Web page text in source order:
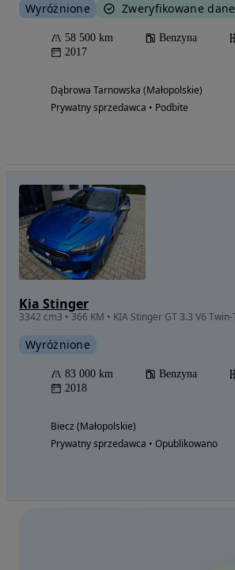
Wyróżnione Zweryfikowane dane
58 500 km Benzyna
2017
Dąbrowa Tarnowska (Małopolskie)
Prywatny sprzedawca • Podbite
Kia Stinger
Wyróżnione
83 000 km Benzyna
2018
Biecz (Małopolskie)
Prywatny sprzedawca • Opublikowano